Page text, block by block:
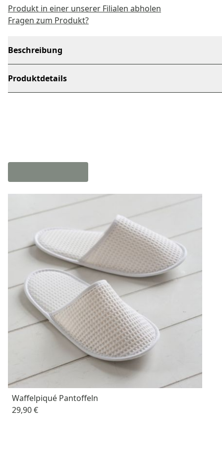
Produkt in einer unserer Filialen abholen
Fragen zum Produkt?
Beschreibung
Produktdetails
Waffelpiqué Pantoffeln
29,90 €